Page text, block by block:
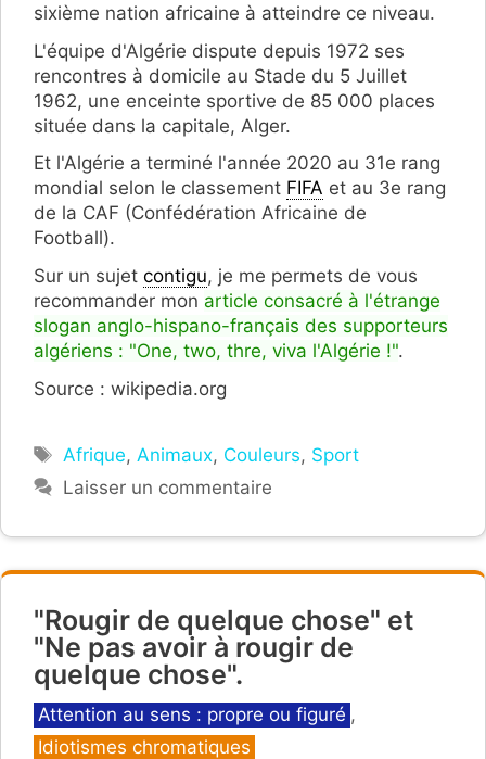
sixième nation africaine à atteindre ce niveau.
L'équipe d'Algérie dispute depuis 1972 ses
rencontres à domicile au Stade du 5 Juillet
1962, une enceinte sportive de 85 000 places
située dans la capitale, Alger.
Et l'Algérie a terminé l'année 2020 au 31e rang
mondial selon le classement FIFA et au 3e rang
de la CAF (Confédération Africaine de
Football).
Sur un sujet contigu, je me permets de vous
recommander mon article consacré à l'étrange
slogan anglo-hispano-français des supporteurs
algériens : "One, two, thre, viva l'Algérie !".
Source : wikipedia.org
Étiquettes
Afrique,Animaux, Couleurs, Sport
Laisser un commentaire
"Rougir de quelque chose" et
"Ne pas avoir à rougir de
quelque chose".
Catégories
Attention au sens : propre ou figuré ,
Idiotismes chromatiques